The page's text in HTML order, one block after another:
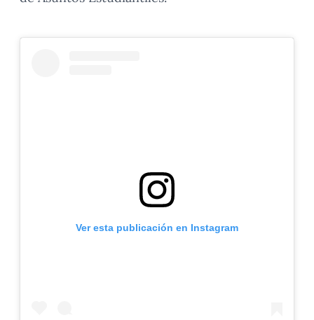
Ver esta publicación en Instagram